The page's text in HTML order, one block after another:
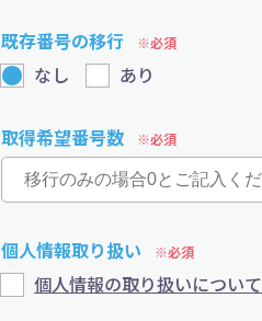
既存番号の移行
なし
あり
取得希望番号数
個人情報取り扱い
個人情報の取り扱いについて